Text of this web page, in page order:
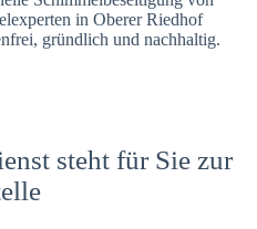
in Oberer Riedhof
gründlich und nachhaltig.
steht für Sie zur